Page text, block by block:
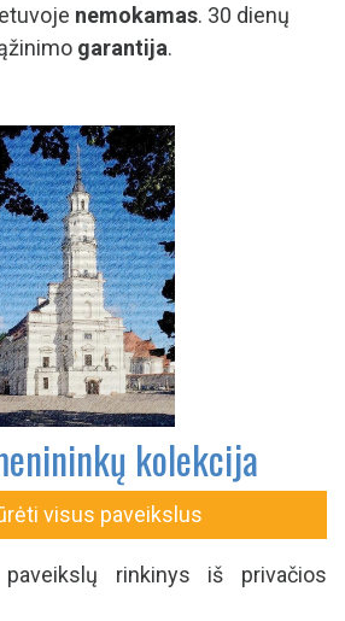
nemokamas. 30 dienų
garantija.
kolekcija
visus paveikslus
paveikslų rinkinys iš privačios